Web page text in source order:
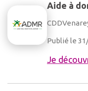
Aide à
CDD
Publié le
Je